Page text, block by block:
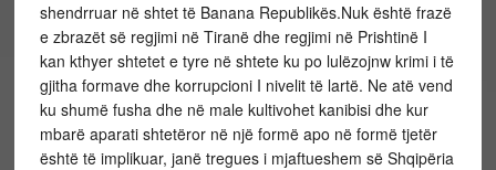
shendrruar në shtet të Banana Republikës.Nuk është frazë
e zbrazët së regjimi në Tiranë dhe regjimi në Prishtinë I
kan kthyer shtetet e tyre në shtete ku po lulëzojnw krimi i të
gjitha formave dhe korrupcioni I nivelit të lartë. Ne atë vend
ku shumë fusha dhe në male kultivohet kanibisi dhe kur
mbarë aparati shtetëror në një formë apo në formë tjetër
është të implikuar, janë tregues i mjaftueshem së Shqipëria